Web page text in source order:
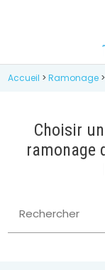
Accueil >Ramonage >
Choisir
ramonage
Rechercher
Panneau de